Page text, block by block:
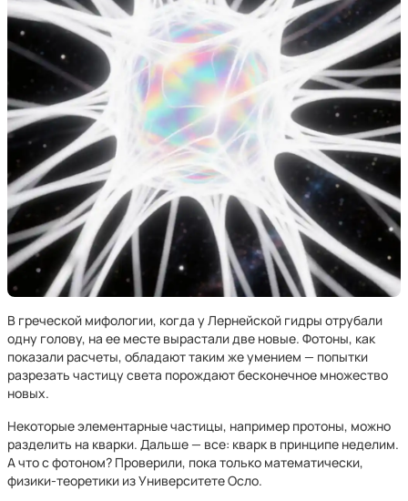
В греческой мифологии, когда у Лернейской гидры отрубали
одну голову, на ее месте вырастали две новые. Фотоны, как
показали расчеты, обладают таким же умением — попытки
разрезать частицу света порождают бесконечное множество
новых.
Некоторые элементарные частицы, например протоны, можно
разделить на кварки. Дальше — все: кварк в принципе неделим.
А что с фотоном? Проверили, пока только математически,
физики-теоретики из Университете Осло.